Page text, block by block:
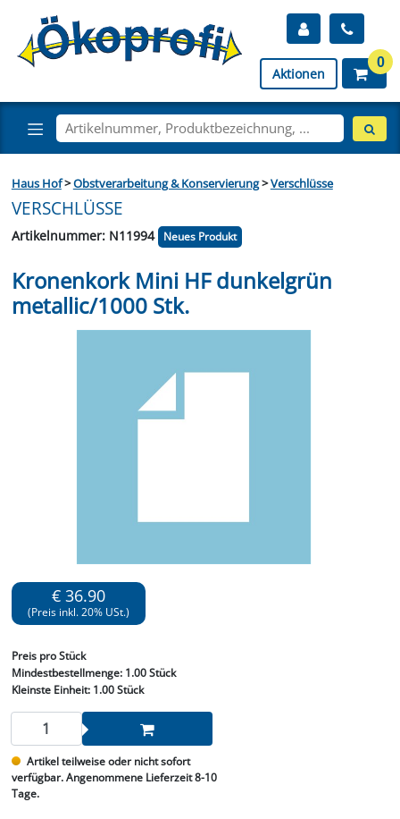
Aktionen
0
Haus Hof>Obstverarbeitung & Konservierung>Verschlüsse
VERSCHLÜSSE
Artikelnummer: N11994 Neues Produkt
Kronenkork Mini HF dunkelgrün
metallic/1000 Stk.
€ 36.90
(Preis inkl. 20% USt.)
Preis pro Stück
Mindestbestellmenge: 1.00 Stück
Kleinste Einheit:1.00 Stück
Artikel teilweise oder nicht sofort
verfügbar. Angenommene Lieferzeit 8-10
Tage.